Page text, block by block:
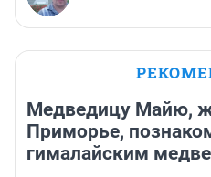
Медведицу Майю,
Приморье,
гималайским